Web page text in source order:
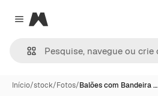
Close menu
Magnific
Início/stock/Fotos/Balões com Bandeira …